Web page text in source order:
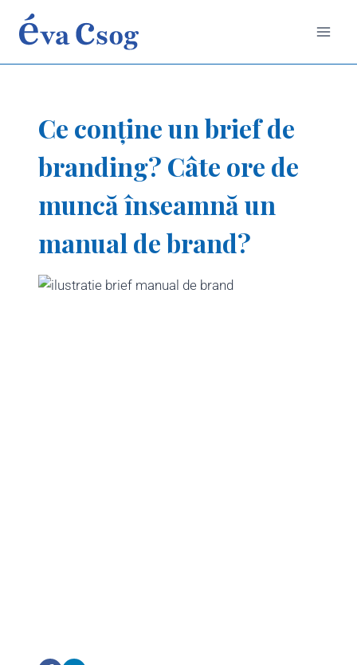
Ce conține un brief de
branding? Câte ore de
muncă înseamnă un
manual de brand?